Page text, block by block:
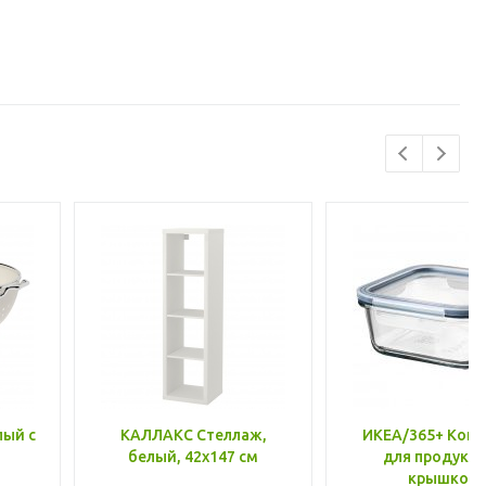
с
КАЛЛАКС Стеллаж,
белый, 42x147 см
ИКЕА/365+
для
крышкой,